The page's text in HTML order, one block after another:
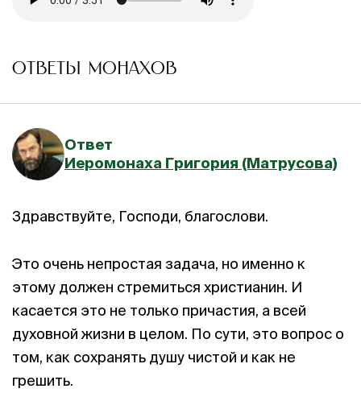
ОТВЕТЫ МОНАХОВ
Ответ
Иеромонаха Григория (Матрусова)
Здравствуйте, Господи, благослови.
Это очень непростая задача, но именно к
этому должен стремиться христианин. И
касается это не только причастия, а всей
духовной жизни в целом. По сути, это вопрос о
том, как сохранять душу чистой и как не
грешить.